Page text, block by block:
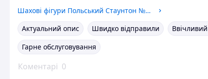
Шахові фігури Польський Стаунтон №6 Madon
Актуальний опис
Швидко відправили
Гарне обслуговування
Коментарі 0